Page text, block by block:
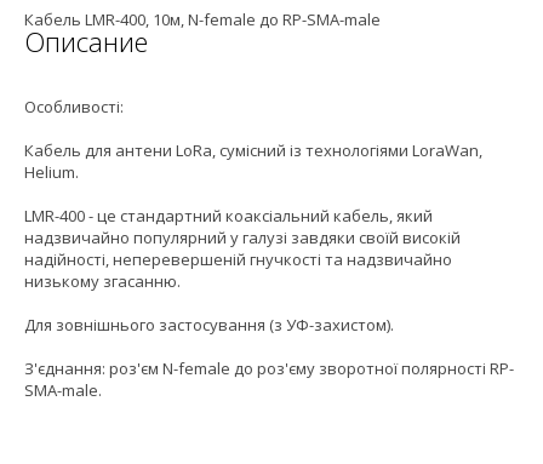
Описание
Кабель LMR-400, 10м, N-female до RP-SMA-male
Особливості:
Кабель для антени LoRa, сумісний із технологіями LoraWan,
Helium.
LMR-400 - це стандартний коаксіальний кабель, який
надзвичайно популярний у галузі завдяки своїй високій
надійності, неперевершеній гнучкості та надзвичайно
низькому згасанню.
Для зовнішнього застосування (з УФ-захистом).
З'єднання: роз'єм N-female до роз'єму зворотної полярності RP-
SMA-male.